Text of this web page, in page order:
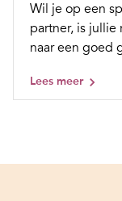
Wil je op een
partner, is jullie
naar een goed
Lees meer